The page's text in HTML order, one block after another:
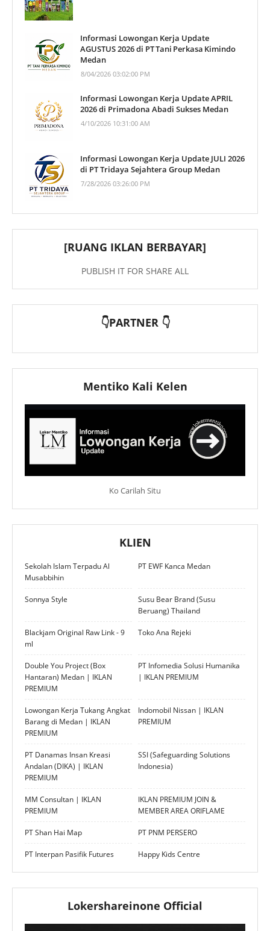
Informasi Lowongan Kerja Update
AGUSTUS 2026 di PT Tani Perkasa Kimindo
Medan
8/04/2026 03:02:00 PM
Informasi Lowongan Kerja Update APRIL
2026 di Primadona Abadi Sukses Medan
4/10/2026 10:31:00 AM
Informasi Lowongan Kerja Update JULI 2026
di PT Tridaya Sejahtera Group Medan
7/28/2026 03:26:00 PM
[RUANG IKLAN BERBAYAR]
PUBLISH IT FOR SHARE ALL
👇PARTNER 👇
Mentiko Kali Kelen
Ko Carilah Situ
KLIEN
Sekolah Islam Terpadu Al
Musabbihin
PT EWF Kanca Medan
Sonnya Style
Susu Bear Brand (Susu
Beruang) Thailand
Blackjam Original Raw Link - 9
ml
Toko Ana Rejeki
Double You Project (Box
Hantaran) Medan | IKLAN
PREMIUM
PT Infomedia Solusi Humanika
| IKLAN PREMIUM
Lowongan Kerja Tukang Angkat
Barang di Medan | IKLAN
PREMIUM
Indomobil Nissan | IKLAN
PREMIUM
PT Danamas Insan Kreasi
Andalan (DIKA) | IKLAN
PREMIUM
SSI (Safeguarding Solutions
Indonesia)
MM Consultan | IKLAN
PREMIUM
IKLAN PREMIUM JOIN &
MEMBER AREA ORIFLAME
PT Shan Hai Map PT PNM PERSERO
PT Interpan Pasifik Futures Happy Kids Centre
Lokershareinone Official